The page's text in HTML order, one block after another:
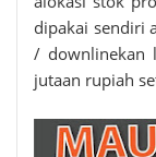
dipakai sendiri
/ downlinekan
jutaan rupiah